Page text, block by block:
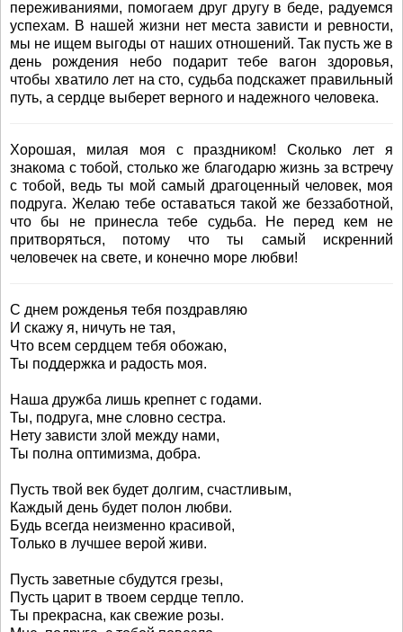
переживаниями, помогаем друг другу в беде, радуемся
успехам. В нашей жизни нет места зависти и ревности,
мы не ищем выгоды от наших отношений. Так пусть же в
день рождения небо подарит тебе вагон здоровья,
чтобы хватило лет на сто, судьба подскажет правильный
путь, а сердце выберет верного и надежного человека.
Хорошая, милая моя с праздником! Сколько лет я
знакома с тобой, столько же благодарю жизнь за встречу
с тобой, ведь ты мой самый драгоценный человек, моя
подруга. Желаю тебе оставаться такой же беззаботной,
что бы не принесла тебе судьба. Не перед кем не
притворяться, потому что ты самый искренний
человечек на свете, и конечно море любви!
С днем рожденья тебя поздравляю
И скажу я, ничуть не тая,
Что всем сердцем тебя обожаю,
Ты поддержка и радость моя.
Наша дружба лишь крепнет с годами.
Ты, подруга, мне словно сестра.
Нету зависти злой между нами,
Ты полна оптимизма, добра.
Пусть твой век будет долгим, счастливым,
Каждый день будет полон любви.
Будь всегда неизменно красивой,
Только в лучшее верой живи.
Пусть заветные сбудутся грезы,
Пусть царит в твоем сердце тепло.
Ты прекрасна, как свежие розы.